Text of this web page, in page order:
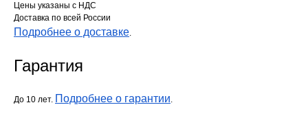
Цены указаны с НДС
Доставка по всей России
Подробнее о доставке.
Гарантия
До 10 лет. Подробнее о гарантии.